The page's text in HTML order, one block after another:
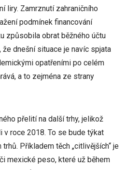
liry. Zamrznutí zahraničního
podmínek financování
způsobila obrat běžného účtu
dnešní situace je navíc spjata
opatřeními po celém
a to zejména ze strany
přelití na další trhy, jelikož
roce 2018. To se bude týkat
Příkladem těch „citlivějších“ je
mexické peso, které už během